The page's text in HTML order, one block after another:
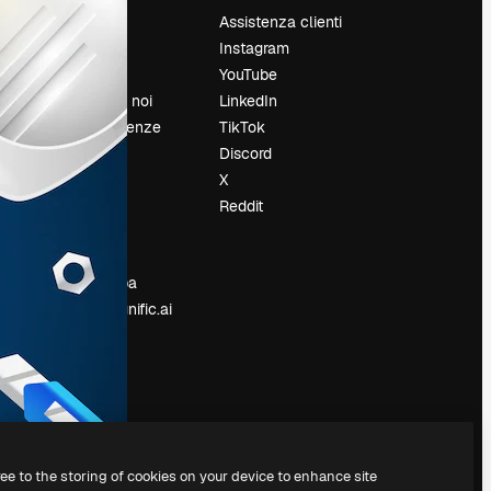
Prezzi
Chi siamo
Recensioni
Lavora con noi
Cerca tendenze
Blog
Eventi
contenuti
Sala stampa
Cerchi magnific.ai
Assistenza clienti
Instagram
YouTube
LinkedIn
TikTok
Discord
X
Reddit
to the storing of cookies on your device to enhance site